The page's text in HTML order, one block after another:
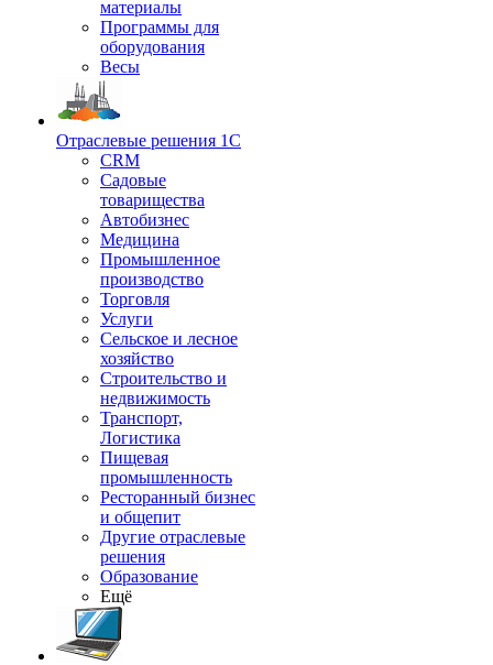
материалы
Программы для
оборудования
Весы
Отраслевые решения 1С
CRM
Садовые
товарищества
Автобизнес
Медицина
Промышленное
производство
Торговля
Услуги
Сельское и лесное
хозяйство
Строительство и
недвижимость
Транспорт,
Логистика
Пищевая
промышленность
Ресторанный бизнес
и общепит
Другие отраслевые
решения
Образование
Ещё